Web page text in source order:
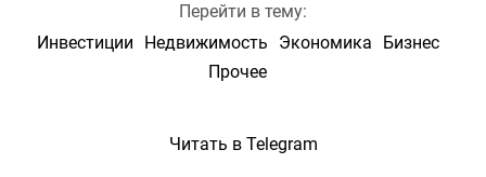
Перейти в тему:
Инвестиции
Недвижимость Экономика
Бизнес
Прочее
Читать в Telegram